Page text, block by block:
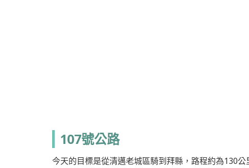
107號公路
今天的目標是從清邁老城區騎到拜縣，路程約為130